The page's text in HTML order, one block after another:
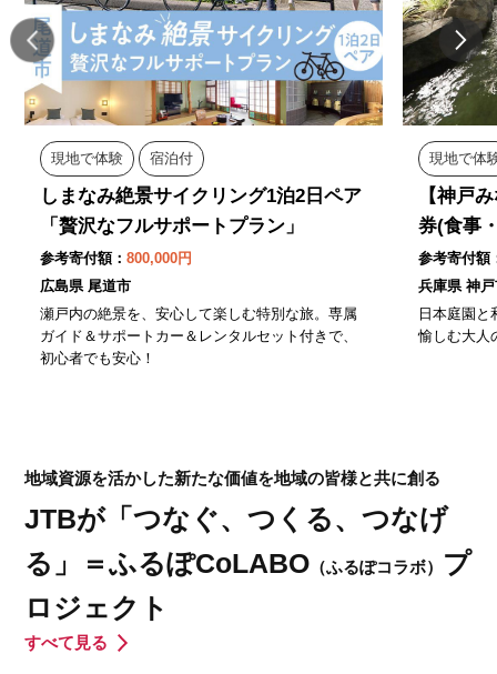
現地で体験 宿泊付
しまなみ絶景サイクリング1泊2日ペア
「贅沢なフルサポートプラン」
参考寄付額： 800,000円
広島県 尾道市
瀬戸内の絶景を、安心して楽しむ特別な旅。専属
ガイド＆サポートカー＆レンタルセット付きで、
初心者でも安心！
現地で体
【神戸
券(食事
参考寄付額
兵庫県 神
日本庭園と
愉しむ大人
地域資源を活かした新たな価値を地域の皆様と共に創る
JTBが「つなぐ、つくる、つなげ
る」＝ふるぽCoLABO （ふるぽコラボ） プ
ロジェクト
すべて見る